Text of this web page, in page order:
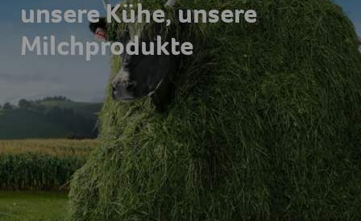
unsere Kühe, unsere
Milchprodukte